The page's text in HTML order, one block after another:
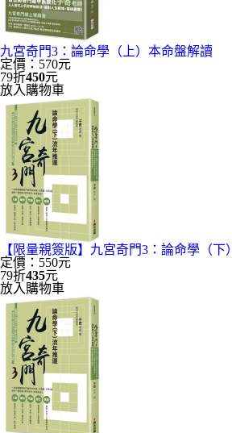
九宮奇門3：論命學（上）本命盤解讀
定價：570元
79折450元
放入購物車
【限量親簽版】九宮奇門3：論命學（下
定價：550元
79折435元
放入購物車